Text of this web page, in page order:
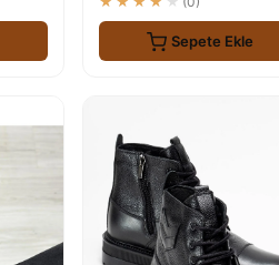
Sepete Ekle